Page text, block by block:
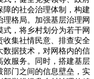
的社会治理体制，构建
格局。加强基层治理网
式，将乡村划分为若干网
集社情民意、排查安全
数据技术，对网格内的信
效服务。同时，搭建基层
部门之间的信息壁垒，实